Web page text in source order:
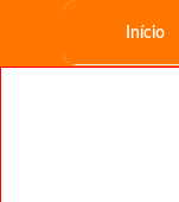
Início